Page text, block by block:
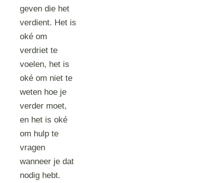
geven die het
verdient. Het is
oké om
verdriet te
voelen, het is
oké om niet te
weten hoe je
verder moet,
en het is oké
om hulp te
vragen
wanneer je dat
nodig hebt.